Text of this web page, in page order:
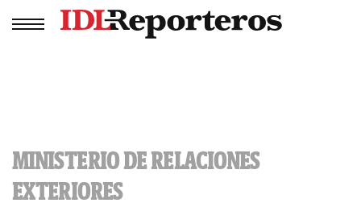
MINISTERIO DE RELACIONES
EXTERIORES